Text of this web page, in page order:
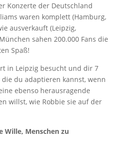
Konzerte der Deutschland
waren komplett (Hamburg,
ausverkauft (Leipzig,
sahen 200.000 Fans die
Spaß!
in Leipzig besucht und dir 7
du adaptieren kannst, wenn
ebenso herausragende
willst, wie Robbie sie auf der
Wille, Menschen zu